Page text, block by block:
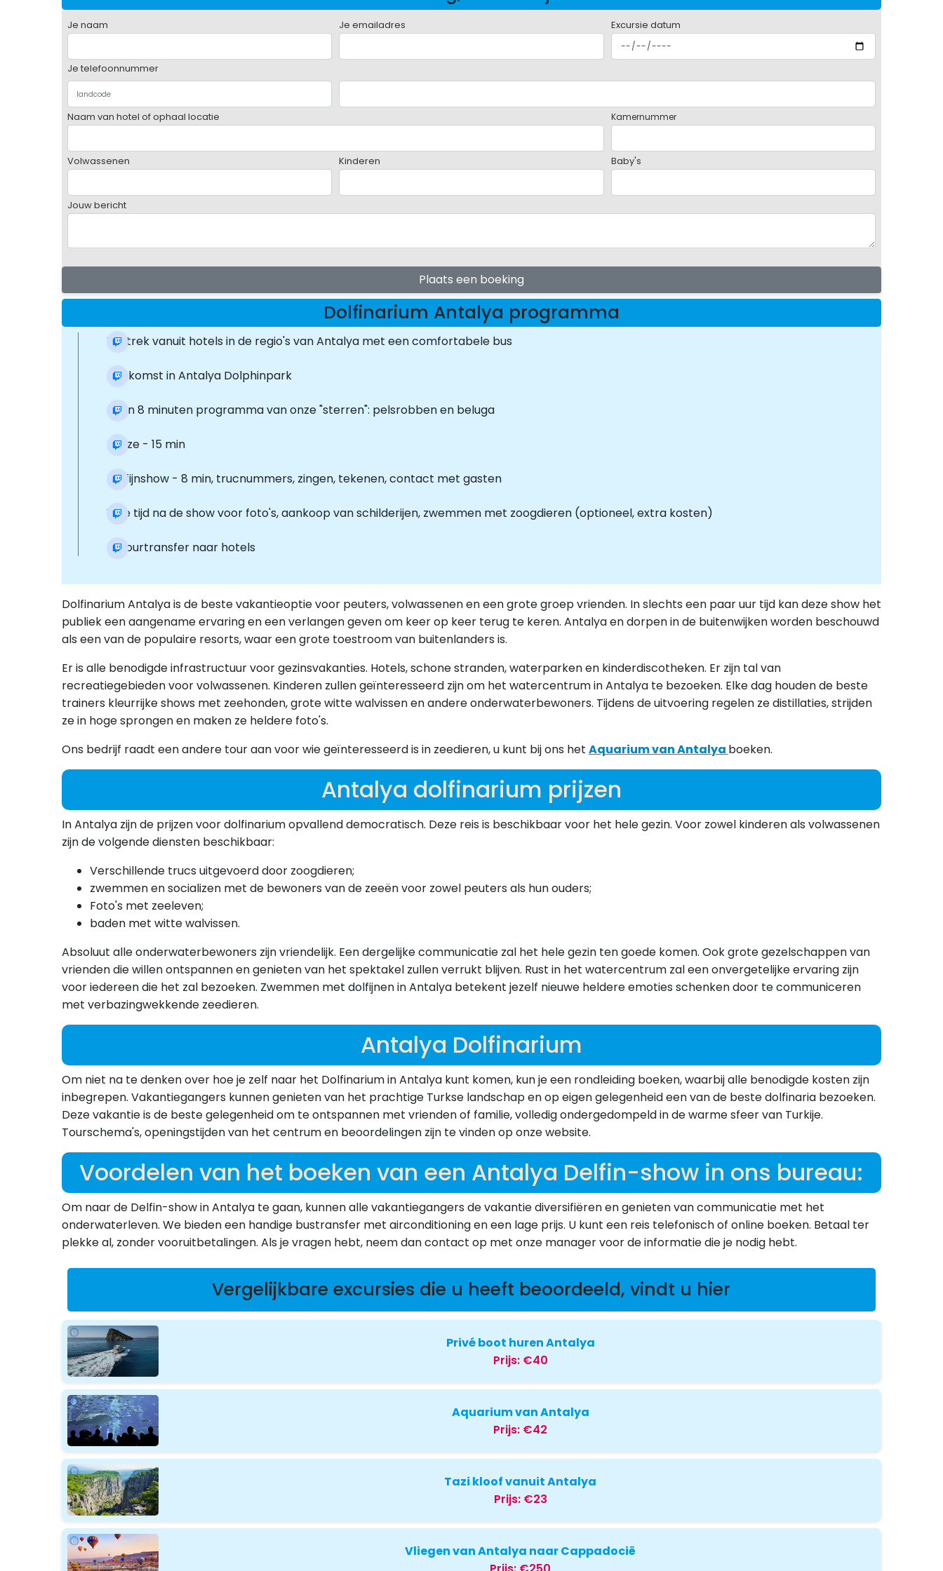
Je naam Je emailadres Excursie datum
Je telefoonnummer
Naam van hotel of ophaal locatie Kamernummer
Volwassenen Kinderen Baby's
Jouw bericht
Plaats een boeking
Dolfinarium Antalya programma
Vertrek vanuit hotels in de regio's van Antalya met een comfortabele bus
Aankomst in Antalya Dolphinpark
Toon 8 minuten programma van onze "sterren": pelsrobben en beluga
Pauze - 15 min
Dolfijnshow - 8 min, trucnummers, zingen, tekenen, contact met gasten
Vrije tijd na de show voor foto's, aankoop van schilderijen, zwemmen met zoogdieren (optioneel, extra kosten)
Retourtransfer naar hotels
Dolfinarium Antalya is de beste vakantieoptie voor peuters, volwassenen en een grote groep vrienden. In slechts een paar uur tijd kan deze show het
publiek een aangename ervaring en een verlangen geven om keer op keer terug te keren. Antalya en dorpen in de buitenwijken worden beschouwd
als een van de populaire resorts, waar een grote toestroom van buitenlanders is.
Er is alle benodigde infrastructuur voor gezinsvakanties. Hotels, schone stranden, waterparken en kinderdiscotheken. Er zijn tal van
recreatiegebieden voor volwassenen. Kinderen zullen geïnteresseerd zijn om het watercentrum in Antalya te bezoeken. Elke dag houden de beste
trainers kleurrijke shows met zeehonden, grote witte walvissen en andere onderwaterbewoners. Tijdens de uitvoering regelen ze distillaties, strijden
ze in hoge sprongen en maken ze heldere foto's.
Ons bedrijf raadt een andere tour aan voor wie geïnteresseerd is in zeedieren, u kunt bij ons het Aquarium van Antalya boeken.
Antalya dolfinarium prijzen
In Antalya zijn de prijzen voor dolfinarium opvallend democratisch. Deze reis is beschikbaar voor het hele gezin. Voor zowel kinderen als volwassenen
zijn de volgende diensten beschikbaar:
Verschillende trucs uitgevoerd door zoogdieren;
zwemmen en socializen met de bewoners van de zeeën voor zowel peuters als hun ouders;
Foto's met zeeleven;
baden met witte walvissen.
Absoluut alle onderwaterbewoners zijn vriendelijk. Een dergelijke communicatie zal het hele gezin ten goede komen. Ook grote gezelschappen van
vrienden die willen ontspannen en genieten van het spektakel zullen verrukt blijven. Rust in het watercentrum zal een onvergetelijke ervaring zijn
voor iedereen die het zal bezoeken. Zwemmen met dolfijnen in Antalya betekent jezelf nieuwe heldere emoties schenken door te communiceren
met verbazingwekkende zeedieren.
Antalya Dolfinarium
Om niet na te denken over hoe je zelf naar het Dolfinarium in Antalya kunt komen, kun je een rondleiding boeken, waarbij alle benodigde kosten zijn
inbegrepen. Vakantiegangers kunnen genieten van het prachtige Turkse landschap en op eigen gelegenheid een van de beste dolfinaria bezoeken.
Deze vakantie is de beste gelegenheid om te ontspannen met vrienden of familie, volledig ondergedompeld in de warme sfeer van Turkije.
Tourschema's, openingstijden van het centrum en beoordelingen zijn te vinden op onze website.
Voordelen van het boeken van een Antalya Delfin-show in ons bureau:
Om naar de Delfin-show in Antalya te gaan, kunnen alle vakantiegangers de vakantie diversifiëren en genieten van communicatie met het
onderwaterleven. We bieden een handige bustransfer met airconditioning en een lage prijs. U kunt een reis telefonisch of online boeken. Betaal ter
plekke al, zonder vooruitbetalingen. Als je vragen hebt, neem dan contact op met onze manager voor de informatie die je nodig hebt.
Vergelijkbare excursies die u heeft beoordeeld, vindt u hier
Privé boot huren Antalya
Prijs: €40
Aquarium van Antalya
Prijs: €42
Tazi kloof vanuit Antalya
Prijs: €23
Vliegen van Antalya naar Cappadocië